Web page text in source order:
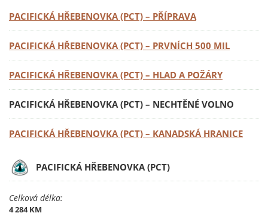
PACIFICKÁ HŘEBENOVKA (PCT) – PŘÍPRAVA
PACIFICKÁ HŘEBENOVKA (PCT) – PRVNÍCH 500 MIL
PACIFICKÁ HŘEBENOVKA (PCT) –⁠⁠⁠⁠⁠⁠⁠⁠⁠⁠⁠⁠⁠⁠⁠ HLAD A POŽÁRY
PACIFICKÁ HŘEBENOVKA (PCT) –⁠⁠⁠⁠⁠⁠⁠⁠⁠⁠⁠⁠⁠⁠⁠ NECHTĚNÉ VOLNO
PACIFICKÁ HŘEBENOVKA (PCT) – KANADSKÁ HRANICE
PACIFICKÁ HŘEBENOVKA (PCT)
Celková délka:
4 284 KM